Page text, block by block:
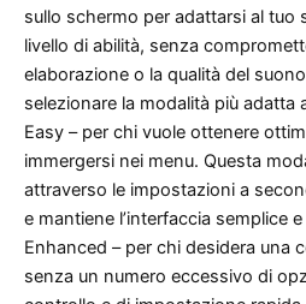
sullo schermo per adattarsi al tuo
livello di abilità, senza
elaborazione o la qualità del
selezionare la modalità più adatta
Easy – per chi vuole ottenere
immergersi nei menu. Questa
attraverso le impostazioni a
e mantiene l’interfaccia semplice
Enhanced – per chi desidera una
senza un numero eccessivo di